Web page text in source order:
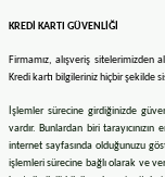
KREDİ KARTI GÜVENLİĞİ
Firmamız, alışveriş sitelerimizden
Kredi kartı bilgileriniz hiçbir şekilde
İşlemler sürecine girdiğinizde
vardır. Bunlardan biri
internet sayfasında olduğunuzu
işlemleri sürecine bağlı olarak ve